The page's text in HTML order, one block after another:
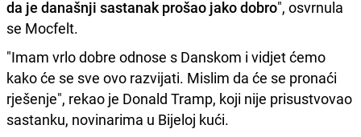
da je današnji sastanak prošao jako dobro", osvrnula
se Mocfelt.
"Imam vrlo dobre odnose s Danskom i vidjet ćemo
kako će se sve ovo razvijati. Mislim da će se pronaći
rješenje", rekao je Donald Tramp, koji nije prisustvovao
sastanku, novinarima u Bijeloj kući.